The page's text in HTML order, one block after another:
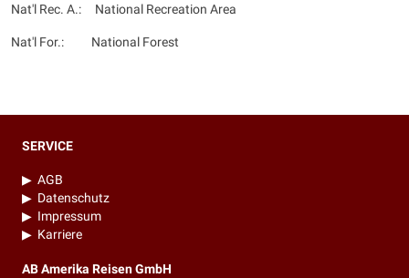
Nat'l Rec. A.: National Recreation Area
Nat'l For.: National Forest
SERVICE
▶ AGB
▶ Datenschutz
▶ Impressum
▶ Karriere
AB Amerika Reisen GmbH